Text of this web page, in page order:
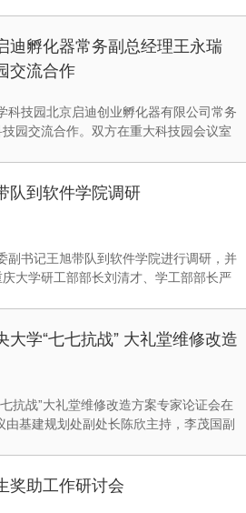
迪孵化器常务副总经理王永瑞
交流合作
科技园北京启迪创业孵化器有限公司常务
园交流合作。双方在重大科技园会议室
队到软件学院调研
副书记王旭带队到软件学院进行调研，并
大学研工部部长刘清才、学工部部长严
大学“七七抗战” 大礼堂维修改造
抗战”大礼堂维修改造方案专家论证会在
基建规划处副处长陈欣主持，李茂国副
奖助工作研讨会